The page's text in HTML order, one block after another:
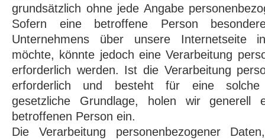
grundsätzlich ohne jede Angabe
Sofern eine betroffene Person
Unternehmens über unsere Internetseite
möchte, könnte jedoch eine Verarbeitung
erforderlich werden. Ist die Verarbeitung
erforderlich und besteht für eine solche
gesetzliche Grundlage, holen wir generell
betroffenen Person ein.
Die Verarbeitung personenbezogener